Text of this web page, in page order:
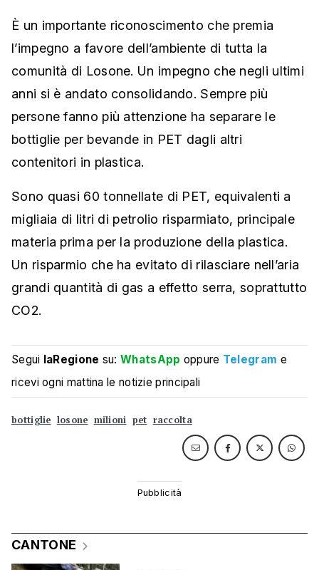
È un importante riconoscimento che premia
l’impegno a favore dell’ambiente di tutta la
comunità di Losone. Un impegno che negli ultimi
anni si è andato consolidando. Sempre più
persone fanno più attenzione ha separare le
bottiglie per bevande in PET dagli altri
contenitori in plastica.
Sono quasi 60 tonnellate di PET, equivalenti a
migliaia di litri di petrolio risparmiato, principale
materia prima per la produzione della plastica.
Un risparmio che ha evitato di rilasciare nell’aria
grandi quantità di gas a effetto serra, soprattutto
CO2.
Segui laRegione su:WhatsApp oppure Telegram e
ricevi ogni mattina le notizie principali
bottiglie losone milioni pet raccolta
CANTONE